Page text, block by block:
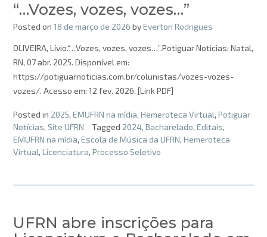
“…Vozes, vozes, vozes…”
Posted on 18 de março de 2026 byEverton Rodrigues
OLIVEIRA, Lívio.“…Vozes, vozes, vozes…”.Potiguar Noticias; Natal,
RN, 07 abr. 2025. Disponível em:
https://potiguarnoticias.com.br/colunistas/vozes-vozes-
vozes/. Acesso em: 12 fev. 2026. [Link PDF]
Posted in 2025, EMUFRN na mídia, Hemeroteca Virtual, Potiguar
Notícias, Site UFRN Tagged 2024, Bacharelado, Editais,
EMUFRN na mídia, Escola de Música da UFRN, Hemeroteca
Virtual, Licenciatura, Processo Seletivo
UFRN abre inscrições para